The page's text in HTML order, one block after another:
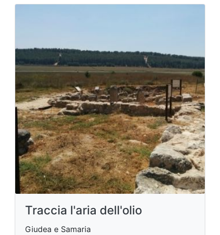
Traccia l'aria dell'olio
Giudea e Samaria